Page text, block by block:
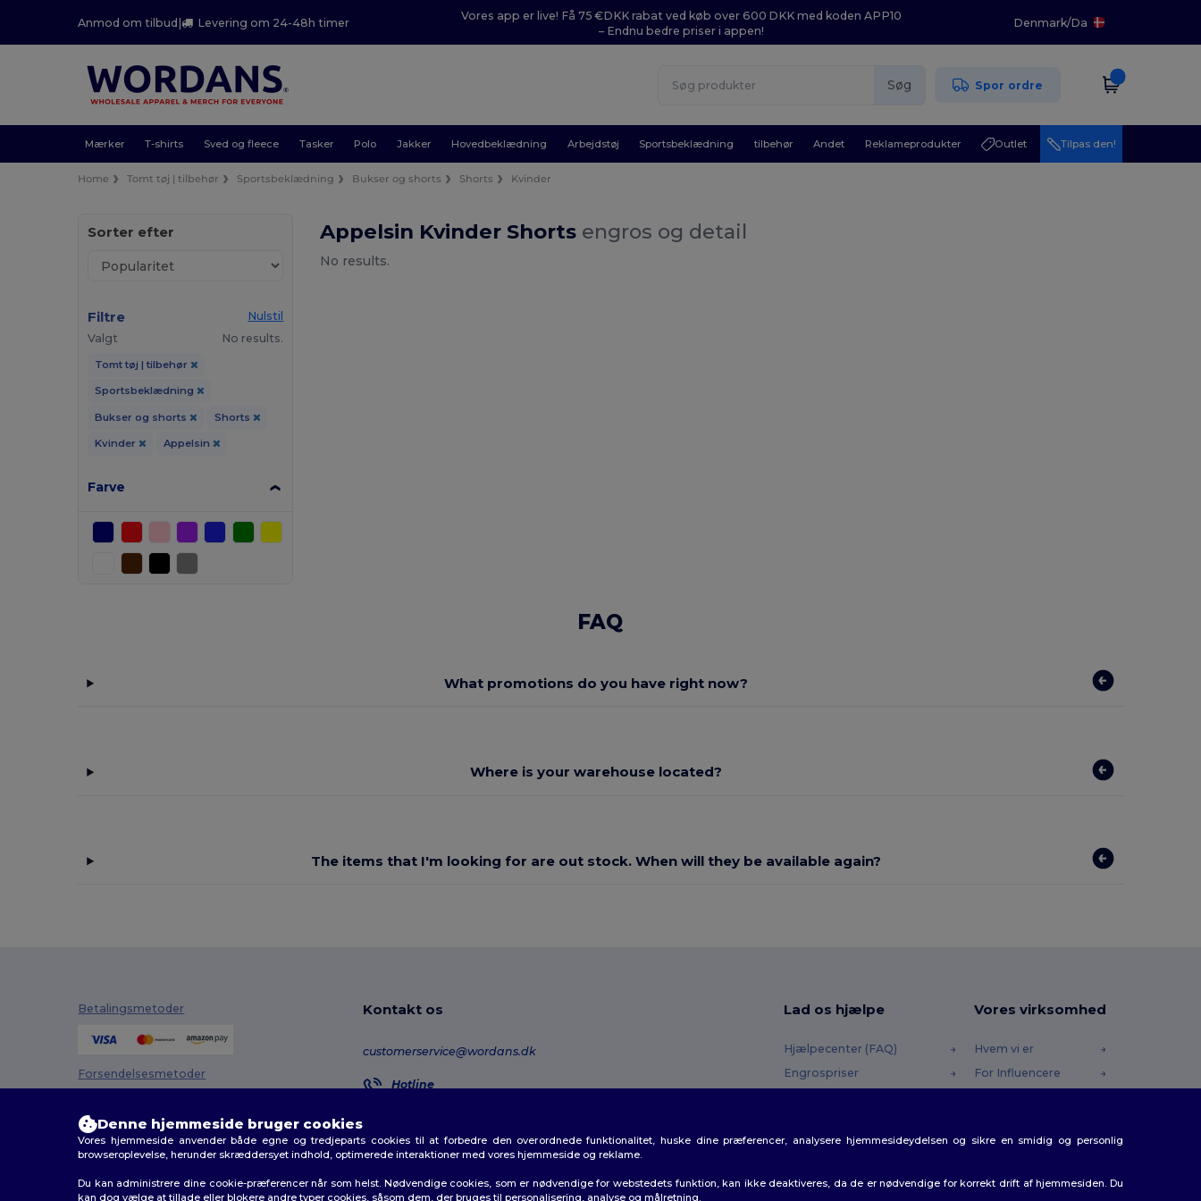
Anmod om tilbud| Levering om 24-48h timer
Vores app er live! Få 75 €DKK rabat ved køb over 600 DKK med koden APP10
– Endnu bedre priser i appen!
Denmark/Da
Søg Spor ordre
Mærker T-shirts Sved og fleece Tasker Polo Jakker Hovedbeklædning Arbejdstøj Sportsbeklædning tilbehør Andet Reklameprodukter Outlet Tilpas den!
Home Tomt tøj | tilbehør Sportsbeklædning Bukser og shorts Shorts Kvinder
Sorter efter
Filtre
Nulstil
Valgt
No results.
Tomt tøj | tilbehør
Sportsbeklædning
Bukser og shorts Shorts
Kvinder Appelsin
Farve
Appelsin Kvinder Shorts engros og detail
No results.
FAQ
What promotions do you have right now?
Where is your warehouse located?
The items that I'm looking for are out stock. When will they be available again?
Betalingsmetoder
Forsendelsesmetoder
Kontakt os
customerservice@wordans.dk
Hotline
Ordresporing
Lad os hjælpe
Hjælpecenter (FAQ)
Engrospriser
Forsendelsesmetoder
Vores virksomhed
Hvem vi er
For Influencere
Denne hjemmeside bruger cookies
Vores hjemmeside anvender både egne og tredjeparts cookies til at forbedre den overordnede funktionalitet, huske dine præferencer, analysere hjemmesideydelsen og sikre en smidig og personlig
browseroplevelse, herunder skræddersyet indhold, optimerede interaktioner med vores hjemmeside og reklame.
Du kan administrere dine cookie-præferencer når som helst. Nødvendige cookies, som er nødvendige for webstedets funktion, kan ikke deaktiveres, da de er nødvendige for korrekt drift af hjemmesiden. Du
kan dog vælge at tillade eller blokere andre typer cookies, såsom dem, der bruges til personalisering, analyse og målretning.